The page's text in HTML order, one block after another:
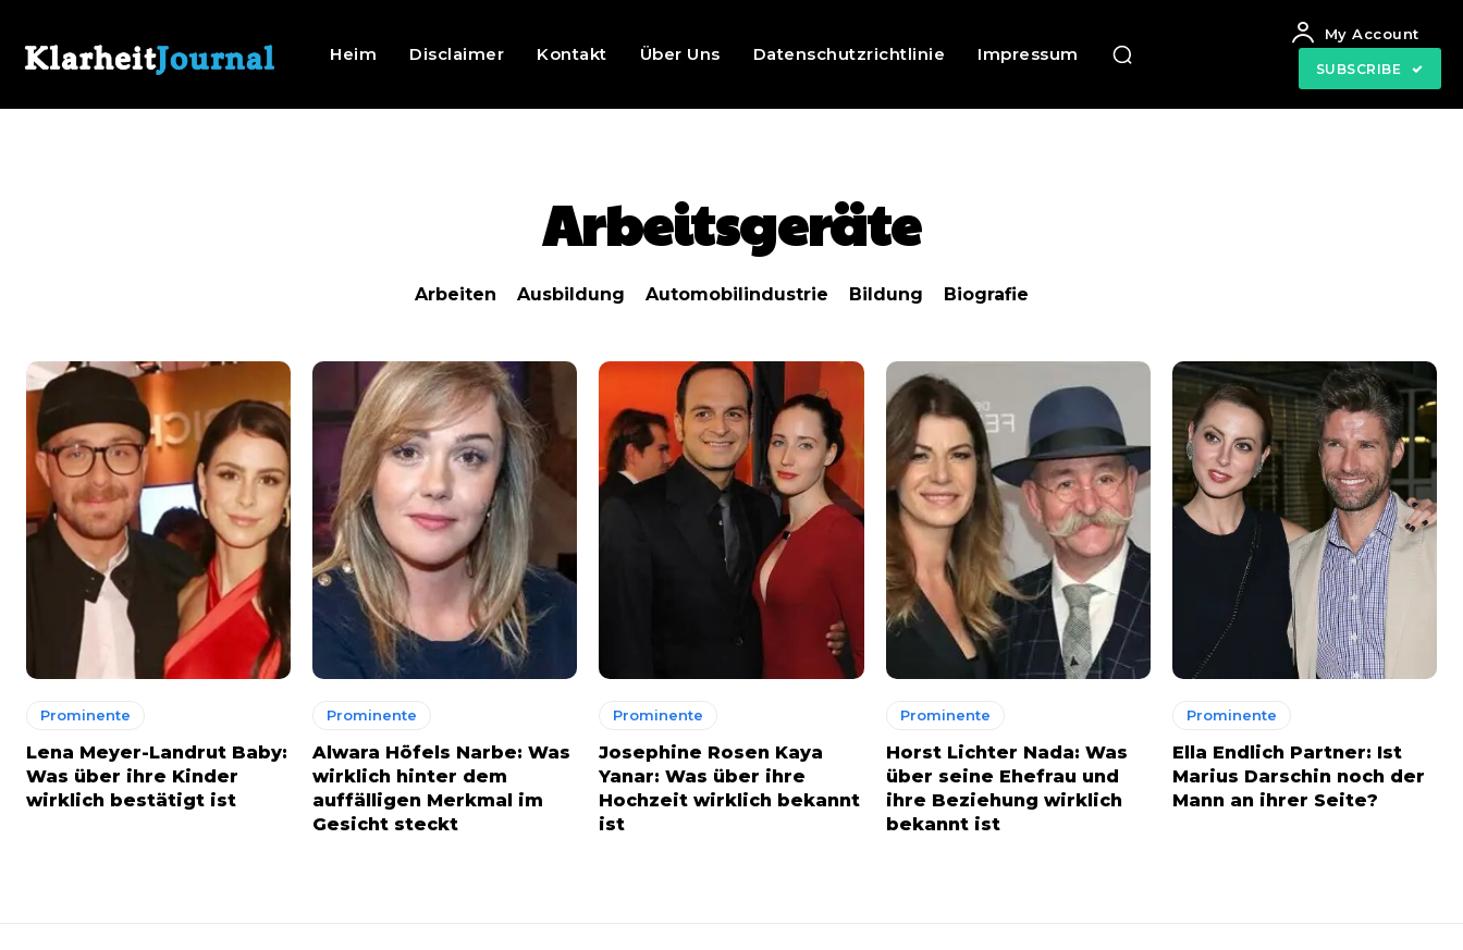
Heim Disclaimer Kontakt Über Uns Datenschutzrichtlinie Impressum
My Account
SUBSCRIBE
Arbeitsgeräte
Arbeiten Ausbildung Automobilindustrie Bildung Biografie
Prominente
Lena Meyer-Landrut Baby:
Was über ihre Kinder
wirklich bestätigt ist
Prominente
Alwara Höfels Narbe: Was
wirklich hinter dem
auffälligen Merkmal im
Gesicht steckt
Prominente
Josephine Rosen Kaya
Yanar: Was über ihre
Hochzeit wirklich bekannt
ist
Prominente
Horst Lichter Nada: Was
über seine Ehefrau und
ihre Beziehung wirklich
bekannt ist
Prominente
Ella Endlich Partner: Ist
Marius Darschin noch der
Mann an ihrer Seite?